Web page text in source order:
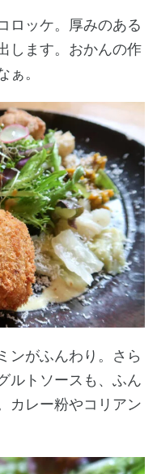
ロッケ。厚みのある
します。おかんの作
ぁ。
ンがふんわり。さら
ルトソースも、ふん
カレー粉やコリアン